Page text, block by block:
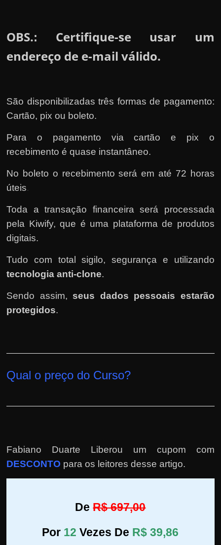
OBS.:
Certifique-se usar um
endereço de e-mail válido.
São disponibilizadas três formas de pagamento:
Cartão, pix ou boleto.
Para o pagamento via cartão e pix o
recebimento é quase instantâneo.
No boleto o recebimento será em até 72 horas
úteis.
Toda a transação financeira será processada
pela Kiwify, que é uma plataforma de produtos
digitais.
Tudo com total sigilo, segurança e utilizando
tecnologia anti-clone.
Sendo assim, seus dados pessoais estarão
protegidos.
Qual o preço do Curso?
Fabiano Duarte Liberou um cupom com
DESCONTO para os leitores desse artigo.
De R$ 697,00
Por 12 Vezes De R$ 39,86